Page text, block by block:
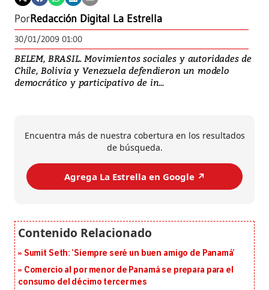
PorRedacción Digital La Estrella
30/01/2009 01:00
BELEM, BRASIL. Movimientos sociales y autoridades de
Chile, Bolivia y Venezuela defendieron un modelo
democrático y participativo de in...
Encuentra más de nuestra cobertura en los resultados
de búsqueda.
Agrega La Estrella en Google ↗️
Sumit Seth: ‘Siempre seré un buen amigo de Panamá’
Comercio al por menor de Panamá se prepara para el
consumo del décimo tercer mes